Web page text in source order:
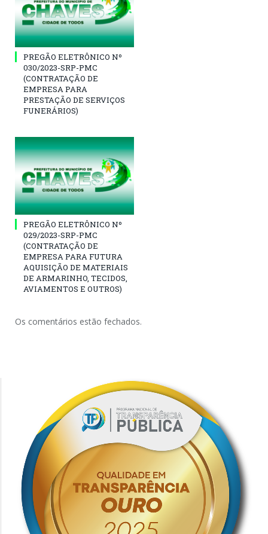
PREGÃO ELETRÔNICO Nº
030/2023-SRP-PMC
(CONTRATAÇÃO DE
EMPRESA PARA
PRESTAÇÃO DE SERVIÇOS
FUNERÁRIOS)
PREGÃO ELETRÔNICO Nº
029/2023-SRP-PMC
(CONTRATAÇÃO DE
EMPRESA PARA FUTURA
AQUISIÇÃO DE MATERIAIS
DE ARMARINHO, TECIDOS,
AVIAMENTOS E OUTROS)
Os comentários estão fechados.